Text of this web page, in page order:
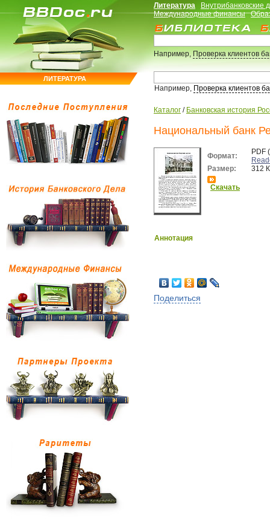
ЛИТЕРАТУРА
Литература
Внутрибанковские
Международные финансы
Например,Проверка клиентов
Например, Проверка клиентов
Каталог / Банковская история
Национальный банк
Формат:
PDF
Размер:
312
Скачать
Аннотация
Поделиться